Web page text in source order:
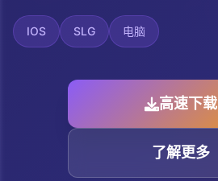
IOS SLG 电脑
高速下载
了解更多